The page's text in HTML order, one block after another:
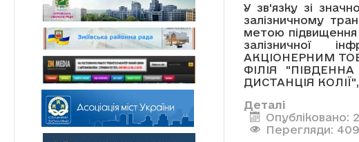
У зв'язку зі
залізничному
метою підвищення
залізничної
АКЦІОНЕРНИМ
ФІЛІЯ
ДИСТАНЦІЯ
Деталі
Опубліковано:
Перегляди: 409